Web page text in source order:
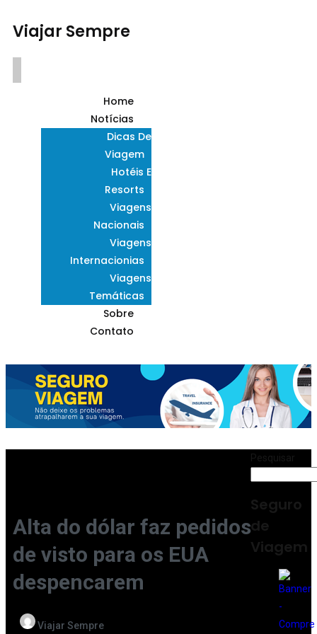
Viajar Sempre
Home
Notícias
Dicas De
Viagem
Hotéis E
Resorts
Viagens
Nacionais
Viagens
Internacionias
Viagens
Temáticas
Sobre
Contato
Alta do dólar faz pedidos
de visto para os EUA
despencarem
Viajar Sempre
Pesquisar
Seguro
de
Viagem